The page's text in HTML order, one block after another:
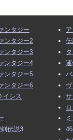
ンタジー
ンタジー2
ンタジー3
ンタジー4
ンタジー5
ンタジー6
イシス
伝説3
サ